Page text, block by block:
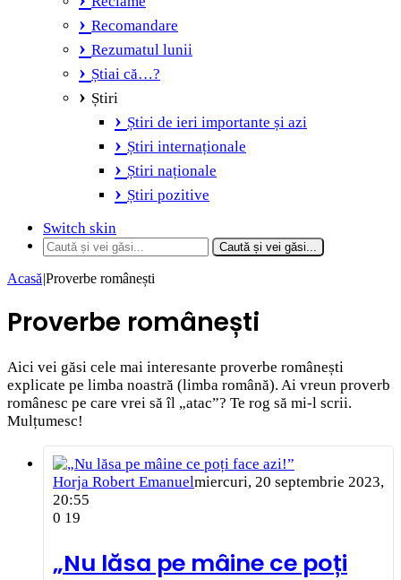
Recomandare
Rezumatul lunii
Știai că…?
Știri
Știri de ieri importante și azi
Știri internaționale
Știri naționale
Știri pozitive
Switch skin
Caută și vei găsi...
Acasă|Proverbe românești
Proverbe românești
Aici vei găsi cele mai interesante proverbe românești
explicate pe limba noastră (limba română). Ai vreun proverb
românesc pe care vrei să îl „atac”? Te rog să mi-l scrii.
Mulțumesc!
Horja Robert Emanuelmiercuri, 20 septembrie 2023,
20:55
0 19
„Nu lăsa pe mâine ce poți